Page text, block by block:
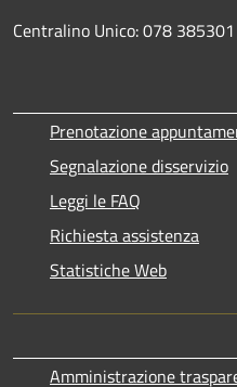
Centralino Unico: 078 385301
Prenotazione
Segnalazione disservizio
Leggi le FAQ
Richiesta assistenza
Statistiche Web
Amministrazione